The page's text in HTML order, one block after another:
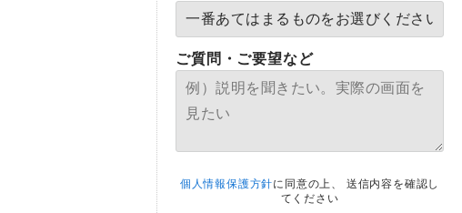
ご質問・ご要望など
個人情報保護方針に同意の上、
送信内容を確認し
てください